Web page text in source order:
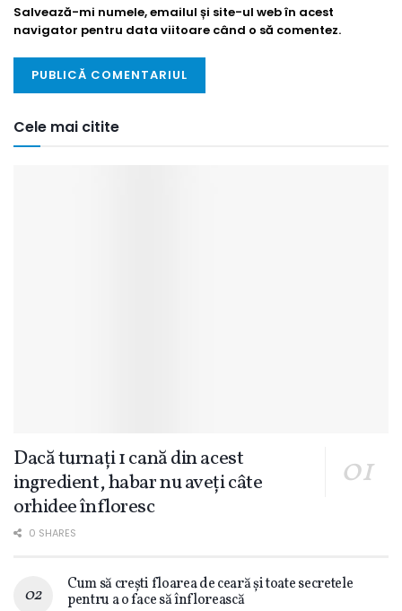
Salvează-mi numele, emailul și site-ul web în acest
navigator pentru data viitoare când o să comentez.
Cele mai citite
Dacă turnați 1 cană din acest
ingredient, habar nu aveți câte
orhidee înfloresc
0 SHARES
Cum să crești floarea de ceară și toate secretele
pentru a o face să înflorească